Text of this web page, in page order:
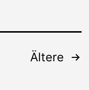
Ältere